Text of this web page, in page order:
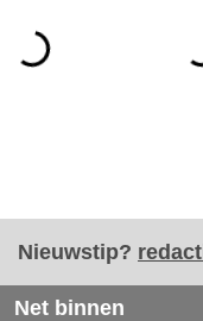
Nieuwstip?
Net binnen